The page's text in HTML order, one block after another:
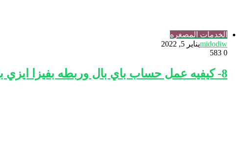
الخدمات المصغره
midodiwيناير 5, 2022
0
8- كيفيه عمل حساب باي بال وربطه بفيزا ايزي باي او يلا من البريد المصري